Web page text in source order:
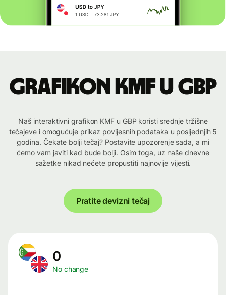
Grafikon KMF u GBP
Naš interaktivni grafikon KMF u GBP koristi srednje tržišne
tečajeve i omogućuje prikaz povijesnih podataka u posljednjih 5
godina. Čekate bolji tečaj? Postavite upozorenje sada, a mi
ćemo vam javiti kad bude bolji. Osim toga, uz naše dnevne
sažetke nikad nećete propustiti najnovije vijesti.
Pratite devizni tečaj
0
No change